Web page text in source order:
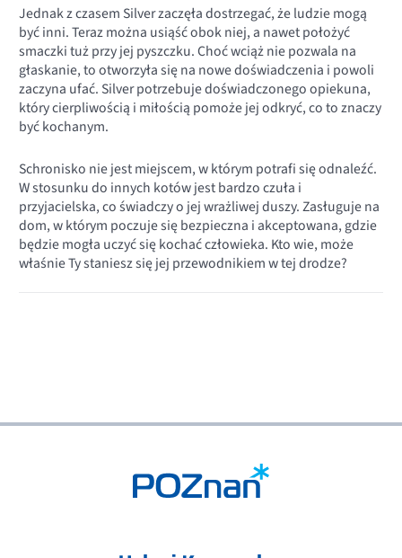
Jednak z czasem Silver zaczęła dostrzegać, że ludzie mogą
być inni. Teraz można usiąść obok niej, a nawet położyć
smaczki tuż przy jej pyszczku. Choć wciąż nie pozwala na
głaskanie, to otworzyła się na nowe doświadczenia i powoli
zaczyna ufać. Silver potrzebuje doświadczonego opiekuna,
który cierpliwością i miłością pomoże jej odkryć, co to znaczy
być kochanym.
Schronisko nie jest miejscem, w którym potrafi się odnaleźć.
W stosunku do innych kotów jest bardzo czuła i
przyjacielska, co świadczy o jej wrażliwej duszy. Zasługuje na
dom, w którym poczuje się bezpieczna i akceptowana, gdzie
będzie mogła uczyć się kochać człowieka. Kto wie, może
właśnie Ty staniesz się jej przewodnikiem w tej drodze?